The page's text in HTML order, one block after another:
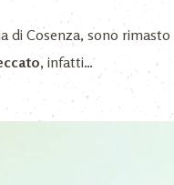
di Cosenza, sono
infatti…